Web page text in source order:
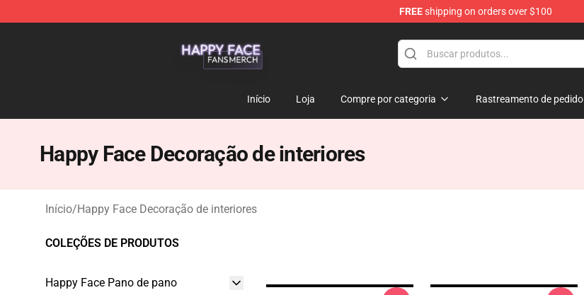
FREEshipping on orders over $100
Início Loja Compre por categoria Rastreamento de pedido
Happy Face Decoração de interiores
Início/Happy Face Decoração de interiores
COLEÇÕES DE PRODUTOS
Happy Face Pano de pano